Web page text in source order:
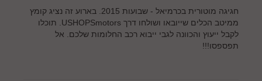
חגיגה מוטורית בכרמיאל - שבועות 2015. בארוע זה נציג קומץ
ממיטב הכלים שייובאו ושולחו דרך USHOPSmotors. תוכלו
לקבל ייעוץ והכוונה לגבי ייבוא רכב החלומות שלכם. אל
תפספסו!!!